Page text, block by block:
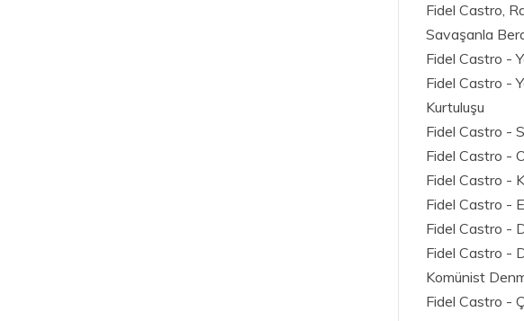
Fidel Castro,
Savaşanla
Fidel Castro -
Fidel Castro -
Kurtuluşu
Fidel Castro -
Fidel Castro -
Fidel Castro -
Fidel Castro -
Fidel Castro -
Fidel Castro -
Komünist
Fidel Castro -